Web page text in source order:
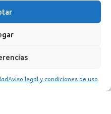
Aviso legal y condiciones de uso